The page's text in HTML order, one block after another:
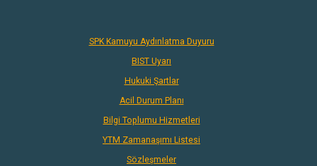
SPK Kamuyu Aydınlatma Duyuru
BIST Uyarı
Hukuki Şartlar
Acil Durum Planı
Bilgi Toplumu Hizmetleri
YTM Zamanaşımı Listesi
Sözleşmeler